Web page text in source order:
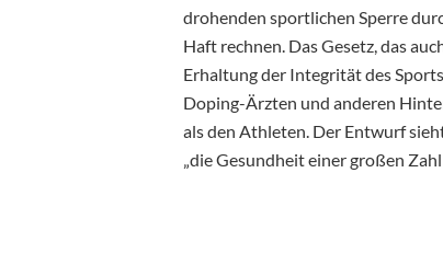
drohenden sportlichen Sperre
Haft rechnen. Das Gesetz, das
Erhaltung der Integrität des
Doping-Ärzten und anderen
als den Athleten. Der Entwurf
„die Gesundheit einer großen